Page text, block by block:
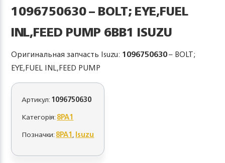
1096750630 – BOLT; EYE,FUEL
INL,FEED PUMP 6BB1 ISUZU
Оригинальная запчасть Isuzu: 1096750630– BOLT;
EYE,FUEL INL,FEED PUMP
Артикул:1096750630
Категорія:8PA1
Позначки:8PA1,Isuzu